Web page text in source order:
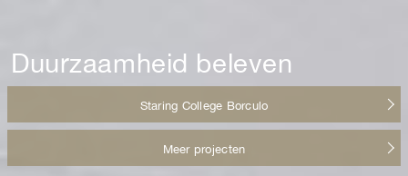
Duurzaamheid beleven
Staring College Borculo
Meer projecten